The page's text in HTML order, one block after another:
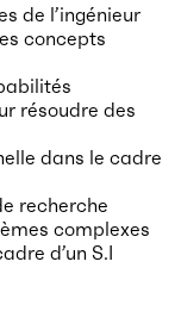
de l’ingénieur
concepts
résoudre des
dans le cadre
recherche
complexes
d’un S.I